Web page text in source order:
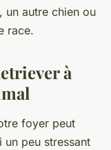
un autre chien ou
race.
à
foyer peut
un peu stressant